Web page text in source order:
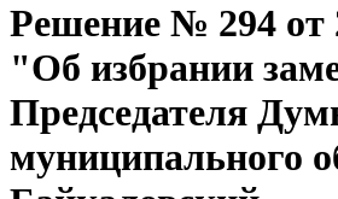
Решение № 294 от
"Об избрании
Председателя
муниципального